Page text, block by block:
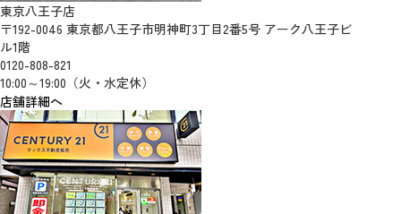
東京八王子店
〒192-0046 東京都八王子市明神町3丁目2番5号 アーク八王子ビ
ル1階
0120-808-821
10:00～19:00（火・水定休）
店舗詳細へ